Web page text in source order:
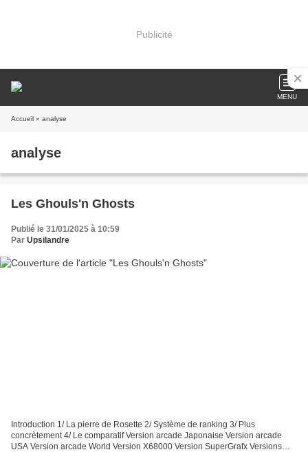
Publicité
MENU
Accueil » analyse
analyse
Les Ghouls'n Ghosts
Publié le 31/01/2025 à 10:59
Par Upsilandre
Introduction 1/ La pierre de Rosette 2/ Système de ranking 3/ Plus
concrètement 4/ Le comparatif Version arcade Japonaise Version arcade
USA Version arcade World Version X68000 Version SuperGrafx Versions